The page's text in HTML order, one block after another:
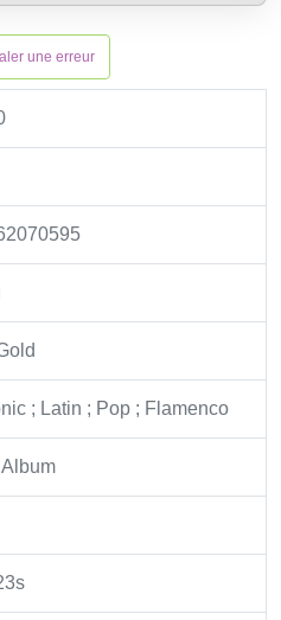
une erreur
; Latin ; Pop ; Flamenco